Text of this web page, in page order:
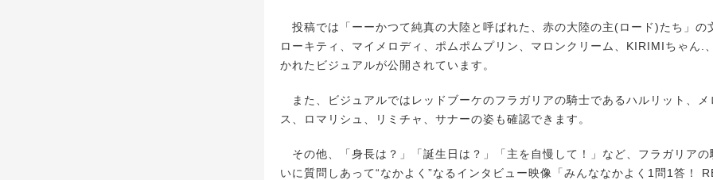
投稿では「ーーかつて純真の大陸と呼ばれた、赤の大陸の主(ロード)たち」の
ローキティ、マイメロディ、ポムポムプリン、マロンクリーム、KIRIMIちゃん.
かれたビジュアルが公開されています。
また、ビジュアルではレッドブーケのフラガリアの騎士であるハルリット、メ
ス、ロマリシュ、リミチャ、サナーの姿も確認できます。
その他、「身長は？」「誕生日は？」「主を自慢して！」など、フラガリアの
いに質問しあって“なかよく”なるインタビュー映像「みんななかよく1問1答！